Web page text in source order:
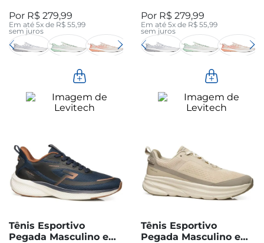
04 R$ 279,99
Em até 5x de R$ 55,99
sem juros
R$ 279,99
Em até 5x de R$ 55,99
sem juros
Tênis Esportivo
Pegada Masculino em
Tênis Esportivo
Pegada Masculino em